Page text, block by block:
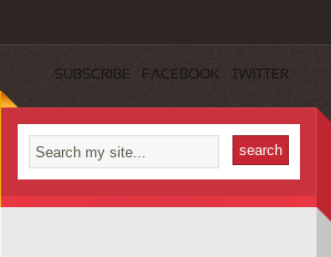
SUBSCRIBE FACEBOOK TWITTER